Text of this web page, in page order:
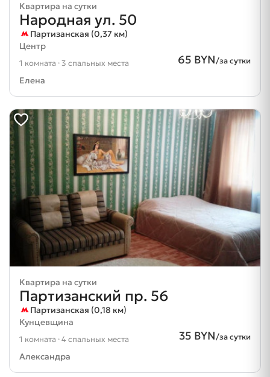
Квартира на сутки
Народная ул. 50
Партизанская (0,37 км)
Центр
65 BYN/за сутки
1 комната · 3 спальных места
Елена
Квартира на сутки
Партизанский пр. 56
Партизанская (0,18 км)
Кунцевщина
35 BYN/за сутки
1 комната · 4 спальных места
Александра